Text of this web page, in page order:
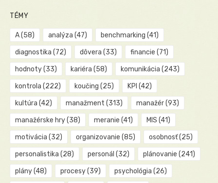
TÉMY
A(58) analýza (47) benchmarking (41)
diagnostika (72) dôvera (33) financie (71)
hodnoty(33) kariéra (58) komunikácia (243)
kontrola (222) koučing (25) KPI (42)
kultúra (42) manažment (313) manažér(93)
manažérske hry(38) meranie (41) MIS (41)
motivácia (32) organizovanie (85) osobnosť(25)
personalistika (28) personál (32) plánovanie (241)
plány(48) procesy(39) psychológia (26)